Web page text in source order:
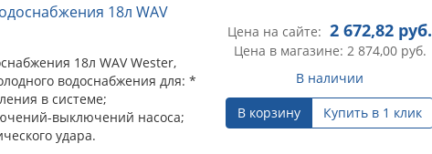
18л WAV
18л WAV Wester,
водоснабжения для: *
в системе;
выключений насоса;
удара.
Цена на сайте: 2 672,82 руб.
Цена в магазине: 2 874,00руб.
В наличии
В корзину
Купить в 1 клик